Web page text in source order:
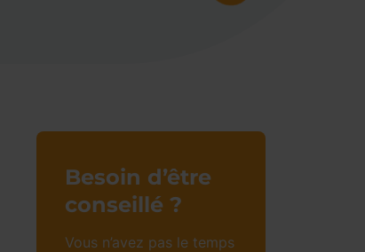
Besoin d’être
conseillé ?
Vous n’avez pas le temps